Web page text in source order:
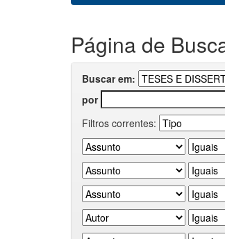
Página de
Buscar em:
por
Filtros correntes: